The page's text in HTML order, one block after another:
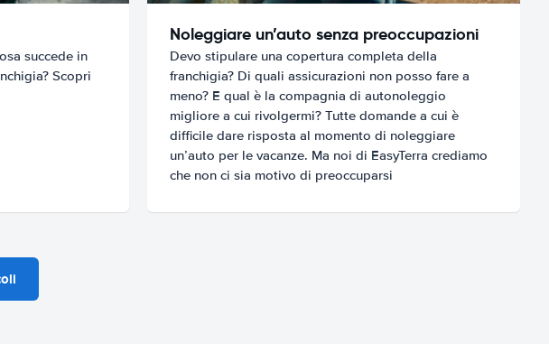
succede in
Scopri
Noleggiare un’auto senza preoccupazioni
Devo stipulare una copertura completa della
franchigia? Di quali assicurazioni non posso fare a
meno? E qual è la compagnia di autonoleggio
migliore a cui rivolgermi? Tutte domande a cui è
difficile dare risposta al momento di noleggiare
un’auto per le vacanze. Ma noi di EasyTerra crediamo
che non ci sia motivo di preoccuparsi